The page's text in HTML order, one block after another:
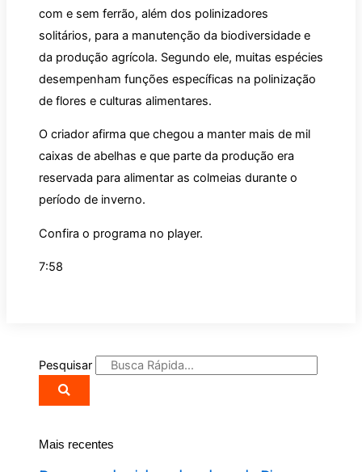
com e sem ferrão, além dos polinizadores
solitários, para a manutenção da biodiversidade e
da produção agrícola. Segundo ele, muitas espécies
desempenham funções específicas na polinização
de flores e culturas alimentares.
O criador afirma que chegou a manter mais de mil
caixas de abelhas e que parte da produção era
reservada para alimentar as colmeias durante o
período de inverno.
Confira o programa no player.
7:58
Pesquisar
Mais recentes